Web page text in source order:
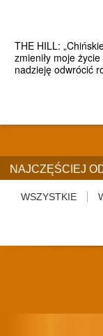
THE HILL:
zmieniły moje
nadzieję odwrócić
NAJCZĘŚCIEJ
WSZYSTKIE